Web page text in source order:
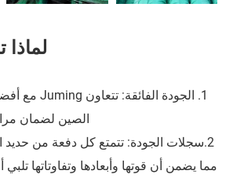
لماذا تختار منتجاتنا؟
1. الجودة الفائقة: تتعاون Juming مع أفضل مصانع الصلب في
الصين لضمان مراقبة الجودة الصارمة.
تتمتع كل دفعة من حديد التسليح بسجل جودة،
وتفاوتاتها تلبي أعلى معايير الصناعة.